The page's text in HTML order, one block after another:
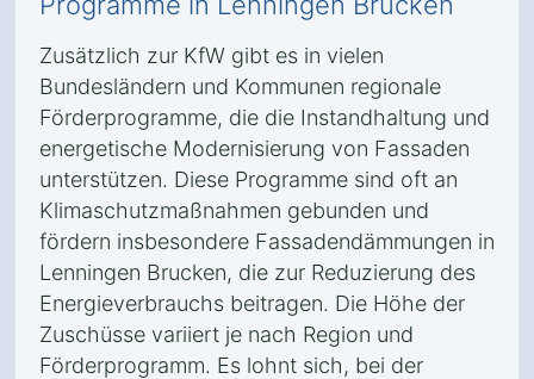
Zusätzlich zur KfW gibt es in vielen
Bundesländern und Kommunen regionale
Förderprogramme, die die Instandhaltung und
energetische Modernisierung von Fassaden
unterstützen. Diese Programme sind oft an
Klimaschutzmaßnahmen gebunden und
fördern insbesondere Fassadendämmungen in
Lenningen Brucken, die zur Reduzierung des
Energieverbrauchs beitragen. Die Höhe der
Zuschüsse variiert je nach Region und
Förderprogramm. Es lohnt sich, bei der